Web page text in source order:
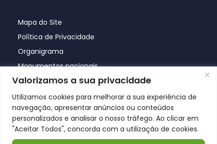
Valorizamos a sua privacidade
Utilizamos cookies para melhorar a sua experiência de
navegação, apresentar anúncios ou conteúdos
personalizados e analisar o nosso tráfego. Ao clicar em
"Aceitar Todos", concorda com a utilização de cookies.
Mapa do Site
Política de Privacidade
Organigrama
Monumentos nacionais